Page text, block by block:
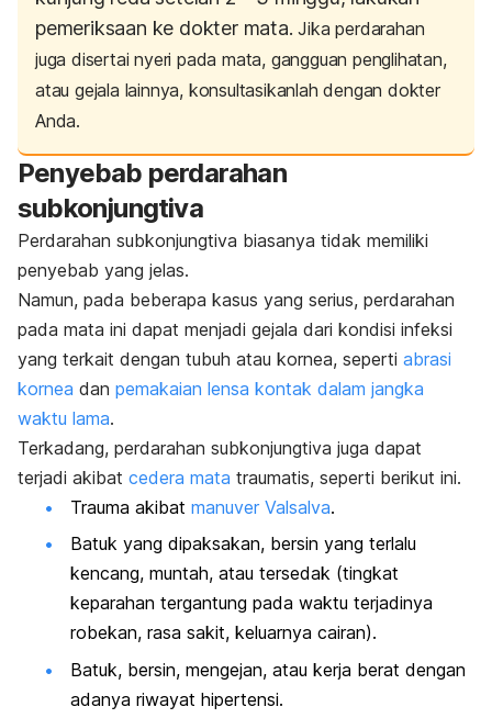
pemeriksaan ke dokter mata.Jika perdarahan
juga disertai nyeri pada mata, gangguan penglihatan,
atau gejala lainnya, konsultasikanlah dengan dokter
Anda.
Penyebab perdarahan
subkonjungtiva
Perdarahan subkonjungtiva biasanya tidak memiliki
penyebab yang jelas.
Namun, pada beberapa kasus yang serius, perdarahan
pada mata ini dapat menjadi gejala dari kondisi infeksi
yang terkait dengan tubuh atau kornea, seperti abrasi
kornea dan pemakaian lensa kontak dalam jangka
waktu lama.
Terkadang, perdarahan subkonjungtiva juga dapat
terjadi akibat cedera mata traumatis, seperti berikut ini.
Trauma akibat manuver Valsalva.
Batuk yang dipaksakan, bersin yang terlalu
kencang, muntah, atau tersedak (tingkat
keparahan tergantung pada waktu terjadinya
robekan, rasa sakit, keluarnya cairan).
Batuk, bersin, mengejan, atau kerja berat dengan
adanya riwayat hipertensi.